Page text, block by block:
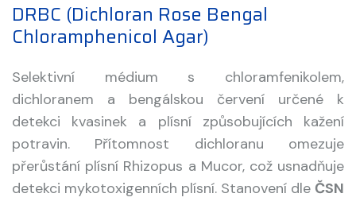
DRBC (Dichloran Rose Bengal
Chloramphenicol Agar)
Selektivní médium s chloramfenikolem,
dichloranem a bengálskou červení určené k
detekci kvasinek a plísní způsobujících kažení
potravin. Přítomnost dichloranu omezuje
přerůstání plísní Rhizopus a Mucor, což usnadňuje
detekci mykotoxigenních plísní. Stanovení dle ČSN